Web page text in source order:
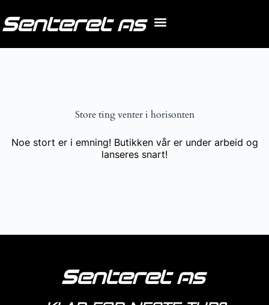
Store ting venter i horisonten
Noe stort er i emning! Butikken vår er under arbeid og
lanseres snart!